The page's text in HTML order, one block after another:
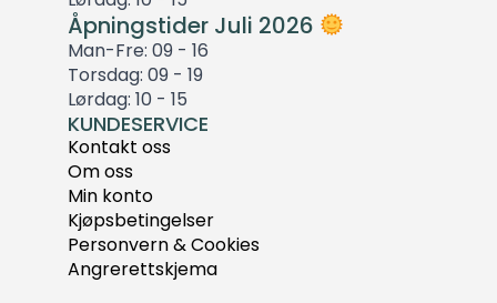
Åpningstider Juli 2026
Man-Fre: 09 - 16
Torsdag: 09 - 19
Lørdag: 10 - 15
KUNDESERVICE
Kontakt oss
Om oss
Min konto
Kjøpsbetingelser
Personvern & Cookies
Angrerettskjema